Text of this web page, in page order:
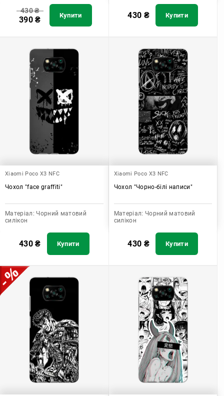
430₴
390₴ Купити 430 ₴ Купити
Xiaomi Poco X3 NFC
Чохол "face graffiti"
Матеріал: Чорний матовий
силікон
430₴ Купити
Xiaomi Poco X3 NFC
Чохол "Чорно-білі написи"
Матеріал: Чорний матовий
силікон
430 ₴ Купити